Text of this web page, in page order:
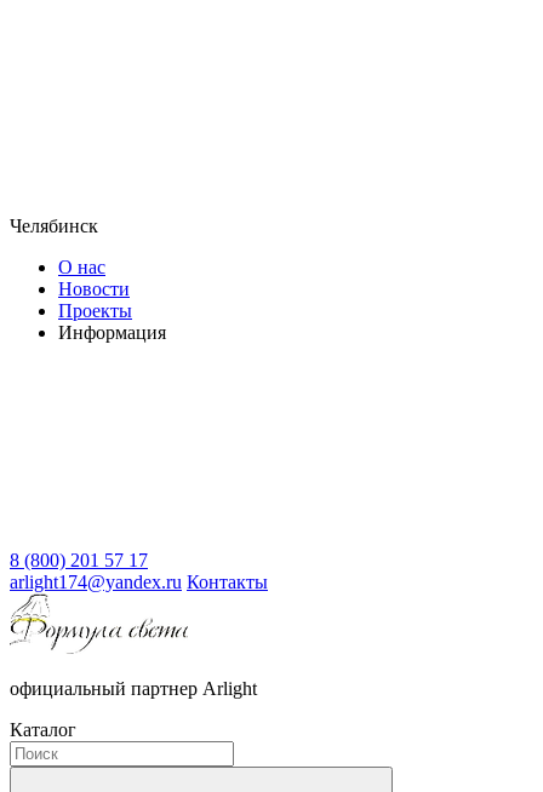
Челябинск
О нас
Новости
Проекты
Информация
8 (800) 201 57 17
arlight174@yandex.ru Контакты
официальный партнер Arlight
Каталог